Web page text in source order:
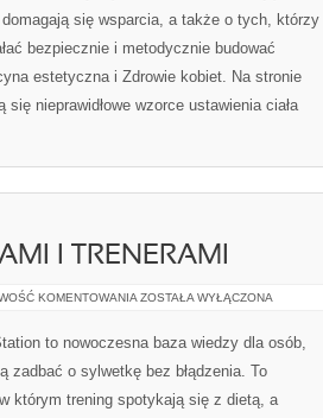
się wsparcia, a także o tych, którzy
bezpiecznie i metodycznie budować
estetyczna i Zdrowie kobiet. Na stronie
nieprawidłowe wzorce ustawienia ciała
I TRENERAMI
KOMENTOWANIA WYWIADY
TRENERAMI
ZOSTAŁA WYŁĄCZONA
to nowoczesna baza wiedzy dla osób,
zadbać o sylwetkę bez błądzenia. To
którym trening spotykają się z dietą, a